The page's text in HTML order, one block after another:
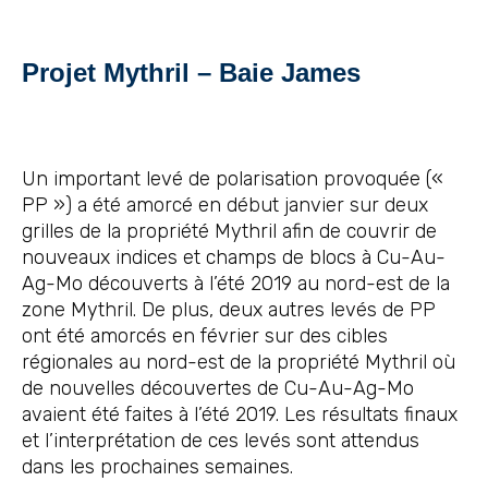
Projet Mythril – Baie James
Un important levé de polarisation provoquée («
PP ») a été amorcé en début janvier sur deux
grilles de la propriété Mythril afin de couvrir de
nouveaux indices et champs de blocs à Cu-Au-
Ag-Mo découverts à l’été 2019 au nord-est de la
zone Mythril. De plus, deux autres levés de PP
ont été amorcés en février sur des cibles
régionales au nord-est de la propriété Mythril où
de nouvelles découvertes de Cu-Au-Ag-Mo
avaient été faites à l’été 2019. Les résultats finaux
et l’interprétation de ces levés sont attendus
dans les prochaines semaines.